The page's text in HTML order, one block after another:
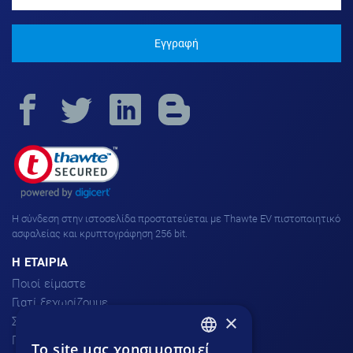
Εγγραφή
H σύνδεση στην ιστοσελίδα προστατεύεται με Thawte EV πιστοποιητικό
ασφαλείας και κρυπτογράφηση 256 bit.
H ΕΤΑΙΡΙΑ
Ποιοί είμαστε
Γιατί ξεχωρίζουμε
Σχόλια πελατών
Προσφορές
×
To site μας χρησιμοποιεί